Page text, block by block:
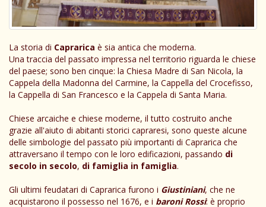
La storia di Caprarica è sia antica che moderna.
Una traccia del passato impressa nel territorio riguarda le chiese
del paese; sono ben cinque: la Chiesa Madre di San Nicola, la
Cappela della Madonna del Carmine, la Cappella del Crocefisso,
la Cappella di San Francesco e la Cappela di Santa Maria.
Chiese arcaiche e chiese moderne, il tutto costruito anche
grazie all'aiuto di abitanti storici capraresi, sono queste alcune
delle simbologie del passato più importanti di Caprarica che
attraversano il tempo con le loro edificazioni, passando di
secolo in secolo, di famiglia in famiglia.
Gli ultimi feudatari di Caprarica furono i Giustiniani, che ne
acquistarono il possesso nel 1676, e i baroni Rossi: è proprio